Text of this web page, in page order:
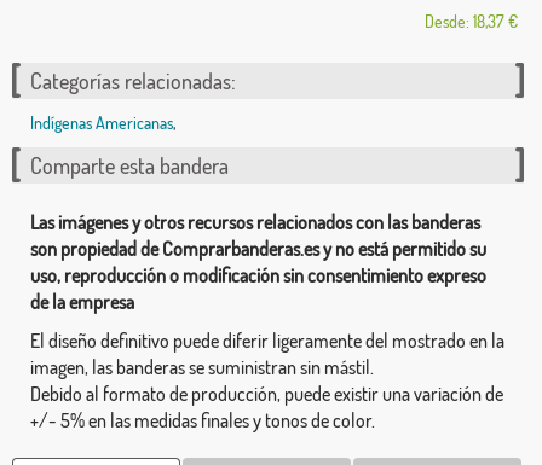
Desde: 18,37 €
Categorías relacionadas:
Indígenas Americanas,
Comparte esta bandera
Las imágenes y otros recursos relacionados con las banderas
son propiedad de Comprarbanderas.es y no está permitido su
uso, reproducción o modificación sin consentimiento expreso
de la empresa
El diseño definitivo puede diferir ligeramente del mostrado en la
imagen, las banderas se suministran sin mástil.
Debido al formato de producción, puede existir una variación de
+/- 5% en las medidas finales y tonos de color.